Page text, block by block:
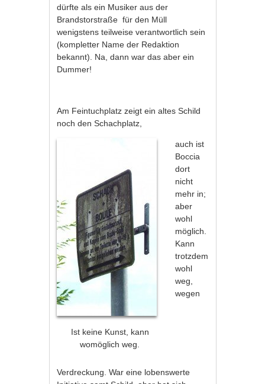
dürfte als ein Musiker aus der
Brandstorstraße für den Müll
wenigstens teilweise verantwortlich sein
(kompletter Name der Redaktion
bekannt). Na, dann war das aber ein
Dummer!
Am Feintuchplatz zeigt ein altes Schild
noch den Schachplatz,
Ist keine Kunst, kann
womöglich weg.
auch ist
Boccia
dort
nicht
mehr in;
aber
wohl
möglich.
Kann
trotzdem
wohl
weg,
wegen
Verdreckung. War eine lobenswerte